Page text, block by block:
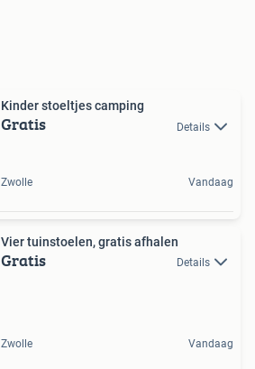
Kinder stoeltjes camping
Gratis Details
Zwolle Vandaag
Vier tuinstoelen, gratis afhalen
Gratis Details
Zwolle Vandaag